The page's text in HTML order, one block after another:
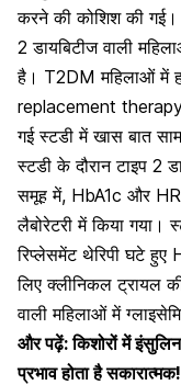
करने की कोशिश की गई।
2 डायबिटीज वाली
है। T2DM महिलाओं में
replacement
गई स्टडी में खास बात
स्टडी के दौरान टाइप 2
समूह में, HbA1c और
लैबोरेटरी में किया गया।
रिप्लेसमेंट थेरिपी घटे
लिए क्लीनिकल ट्रायल
वाली महिलाओं में
और पढ़ें:किशोरों में
प्रभाव होता है सकारात्मक!